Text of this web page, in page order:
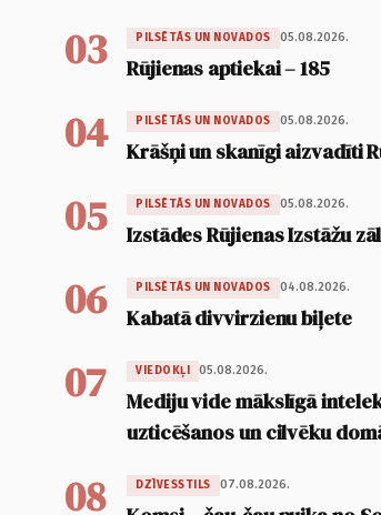
03 PILSĒTĀS UN NOVADOS 05.08.2026.
Rūjienas aptiekai – 185
04 PILSĒTĀS UN NOVADOS 05.08.2026.
Krāšņi un skanīgi aizvadīti
05 PILSĒTĀS UN NOVADOS 05.08.2026.
Izstādes Rūjienas Izstāžu
06 PILSĒTĀS UN NOVADOS 04.08.2026.
Kabatā divvirzienu biļete
07 VIEDOKĻI 05.08.2026.
Mediju vide mākslīgā
uzticēšanos un cilvēku
08 DZĪVESSTILS 07.08.2026.